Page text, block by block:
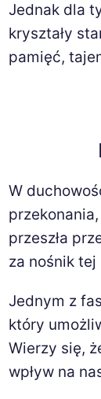
Jednak dla
kryształy
pamięć,
W
przeszła
za nośnik
Jednym z
który
Wierzy się,
wpływ na